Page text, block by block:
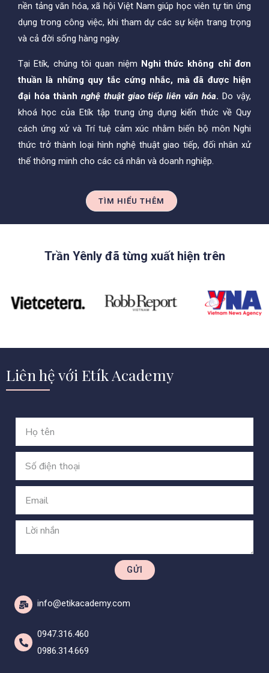
nền tảng văn hóa, xã hội Việt Nam giúp học viên tự tin ứng
dụng trong công việc, khi tham dự các sự kiện trang trọng
và cả đời sống hàng ngày.
Tại Etík, chúng tôi quan niệm Nghi thức không chỉ đơn
thuần là những quy tắc cứng nhắc, mà đã được hiện
đại hóa thành nghệ thuật giao tiếp liên văn hóa. Do vậy,
khoá học của Etík tập trung ứng dụng kiến thức về Quy
cách ứng xử và Trí tuệ cảm xúc nhằm biến bộ môn Nghi
thức trở thành loại hình nghệ thuật giao tiếp, đối nhân xử
thế thông minh cho các cá nhân và doanh nghiệp.
TÌM HIỂU THÊM
Trần Yênly đã từng xuất hiện trên
Liên hệ với Etík Academy
GỬI
info@etikacademy.com
0947.316.460
0986.314.669